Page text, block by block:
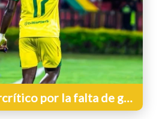
por la falta de gol